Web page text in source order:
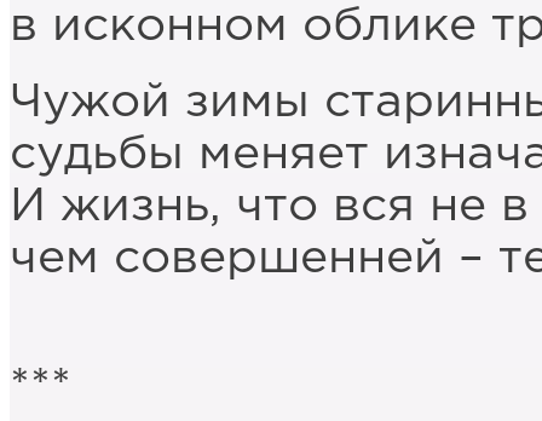
в исконном облике
Чужой зимы
судьбы меняет
И жизнь, что вся не
чем совершенней –
***